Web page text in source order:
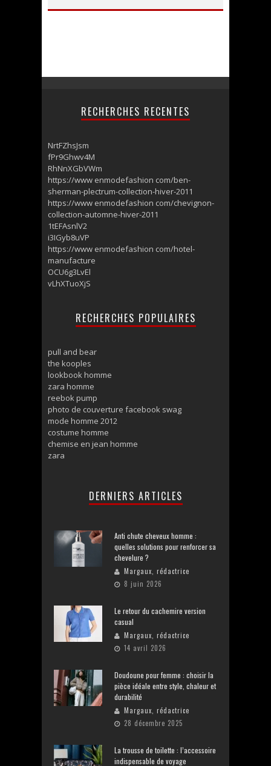
RECHERCHES RECENTES
NrtFZhsJsm
fPr9Ghwv4M
RhNnXGbVWm
https://www enmodefashion com/ben-
sherman-plectrum-collection-hiver-2011
https://www enmodefashion com/chevignon-
collection-automne-hiver-2011
1tEFAsnlV2
i3IGyb8uVP
https://www enmodefashion com/hotel-
manufacture
OCU6g3LvEl
vLhXTuoXjS
RECHERCHES POPULAIRES
pull and bear
the kooples
lookbook homme
zara homme
reebok pump
photo de couverture facebook swag
mode homme 2012
costume homme
chemise en jean homme
zara
DERNIERS ARTICLES
Anti chute cheveux homme :
quelles solutions pour renforcer sa
chevelure ?
Margaux, rédactrice
8 juin 2026
Le retour du cachemire version
casual
Margaux, rédactrice
14 avril 2026
Doudoune pour femme : choisir la
pièce idéale entre style, chaleur et
durabilité
Margaux, rédactrice
28 décembre 2025
La trousse de toilette : l’accessoire
indispensable de voyage